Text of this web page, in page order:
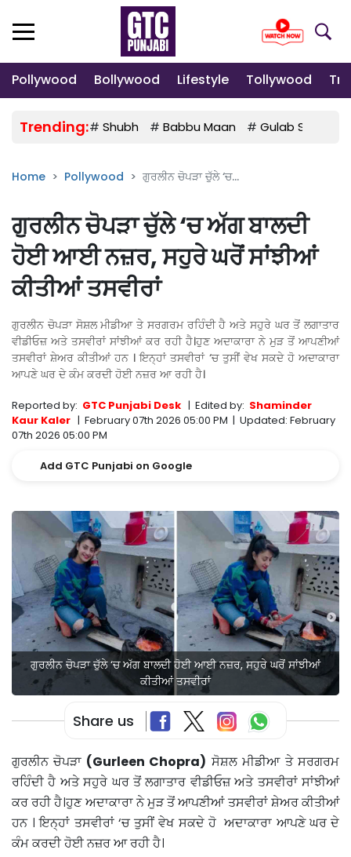
Pollywood Bollywood Lifestyle Tollywood
Trending:# Shubh # Babbu Maan # Gulab Sidhu
Home Pollywood ਗੁਰਲੀਨ ਚੋਪੜਾ ਚੁੱਲੇ ‘ਚ...
ਗੁਰਲੀਨ ਚੋਪੜਾ ਚੁੱਲੇ ‘ਚ ਅੱਗ ਬਾਲਦੀ
ਹੋਈ ਆਈ ਨਜ਼ਰ, ਸਹੁਰੇ ਘਰੋਂ ਸਾਂਝੀਆਂ
ਕੀਤੀਆਂ ਤਸਵੀਰਾਂ
ਗੁਰਲੀਨ ਚੋਪੜਾ ਸੋਸ਼ਲ ਮੀਡੀਆ ਤੇ ਸਰਗਰਮ ਰਹਿੰਦੀ ਹੈ ਅਤੇ ਸਹੁਰੇ ਘਰ ਤੋਂ ਲਗਾਤਾਰ
ਵੀਡੀਓਜ਼ ਅਤੇ ਤਸਵੀਰਾਂ ਸਾਂਝੀਆਂ ਕਰ ਰਹੀ ਹੈ।ਹੁਣ ਅਦਾਕਾਰਾ ਨੇ ਮੁੜ ਤੋਂ ਆਪਣੀਆਂ
ਤਸਵੀਰਾਂ ਸ਼ੇਅਰ ਕੀਤੀਆਂ ਹਨ । ਇਨ੍ਹਾਂ ਤਸਵੀਰਾਂ ‘ਚ ਤੁਸੀਂ ਵੇਖ ਸਕਦੇ ਹੋ ਅਦਾਕਾਰਾ
ਆਪਣੇ ਘਰ ਦੇ ਕੰਮ ਕਰਦੀ ਹੋਈ ਨਜ਼ਰ ਆ ਰਹੀ ਹੈ।
Reported by: GTC Punjabi Desk | Edited by: Shaminder
Kaur Kaler | February 07th 2026 05:00 PM | Updated: February
07th 2026 05:00 PM
Add GTC Punjabi on Google
ਗੁਰਲੀਨ ਚੋਪੜਾ ਚੁੱਲੇ ‘ਚ ਅੱਗ ਬਾਲਦੀ ਹੋਈ ਆਈ ਨਜ਼ਰ, ਸਹੁਰੇ ਘਰੋਂ ਸਾਂਝੀਆਂ
ਕੀਤੀਆਂ ਤਸਵੀਰਾਂ
Share us
ਗੁਰਲੀਨ ਚੋਪੜਾ (Gurleen Chopra) ਸੋਸ਼ਲ ਮੀਡੀਆ ਤੇ ਸਰਗਰਮ
ਰਹਿੰਦੀ ਹੈ ਅਤੇ ਸਹੁਰੇ ਘਰ ਤੋਂ ਲਗਾਤਾਰ ਵੀਡੀਓਜ਼ ਅਤੇ ਤਸਵੀਰਾਂ ਸਾਂਝੀਆਂ
ਕਰ ਰਹੀ ਹੈ।ਹੁਣ ਅਦਾਕਾਰਾ ਨੇ ਮੁੜ ਤੋਂ ਆਪਣੀਆਂ ਤਸਵੀਰਾਂ ਸ਼ੇਅਰ ਕੀਤੀਆਂ
ਹਨ । ਇਨ੍ਹਾਂ ਤਸਵੀਰਾਂ ‘ਚ ਤੁਸੀਂ ਵੇਖ ਸਕਦੇ ਹੋ ਅਦਾਕਾਰਾ ਆਪਣੇ ਘਰ ਦੇ
ਕੰਮ ਕਰਦੀ ਹੋਈ ਨਜ਼ਰ ਆ ਰਹੀ ਹੈ।